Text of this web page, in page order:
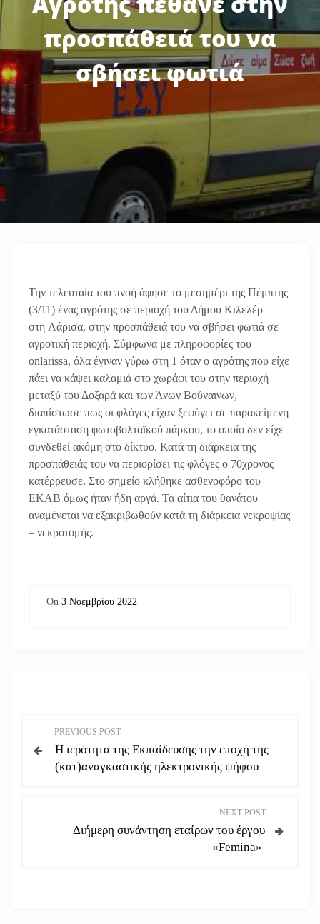
προσπάθειά του να
σβήσει φωτιά
Την τελευταία του πνοή άφησε το μεσημέρι της Πέμπτης
(3/11) ένας αγρότης σε περιοχή του Δήμου Κιλελέρ
στη Λάρισα, στην προσπάθειά του να σβήσει φωτιά σε
αγροτική περιοχή. Σύμφωνα με πληροφορίες του
onlarissa, όλα έγιναν γύρω στη 1 όταν ο αγρότης που είχε
πάει να κάψει καλαμιά στο χωράφι του στην περιοχή
μεταξύ του Δοξαρά και των Άνων Βούναινων,
διαπίστωσε πως οι φλόγες είχαν ξεφύγει σε παρακείμενη
εγκατάσταση φωτοβολταϊκού πάρκου, το οποίο δεν είχε
συνδεθεί ακόμη στο δίκτυο. Κατά τη διάρκεια της
προσπάθειάς του να περιορίσει τις φλόγες ο 70χρονος
κατέρρευσε. Στο σημείο κλήθηκε ασθενοφόρο του
ΕΚΑΒ όμως ήταν ήδη αργά. Τα αίτια του θανάτου
αναμένεται να εξακριβωθούν κατά τη διάρκεια νεκροψίας
– νεκροτομής.
On 3 Νοεμβρίου 2022
λ
PREVIOUS POST
Η ιερότητα της Εκπαίδευσης την εποχή της
(κατ)αναγκαστικής ηλεκτρονικής ψήφου
NEXT POST
Διήμερη συνάντηση εταίρων του έργου
«Femina»